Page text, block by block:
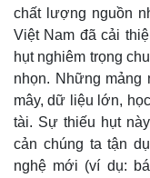
chất lượng nguồn
Việt Nam đã cải
hụt nghiêm trọng
nhọn. Những mảng
mây, dữ liệu lớn,
tài. Sự thiếu hụt
cản chúng ta tận
nghệ mới (ví dụ: